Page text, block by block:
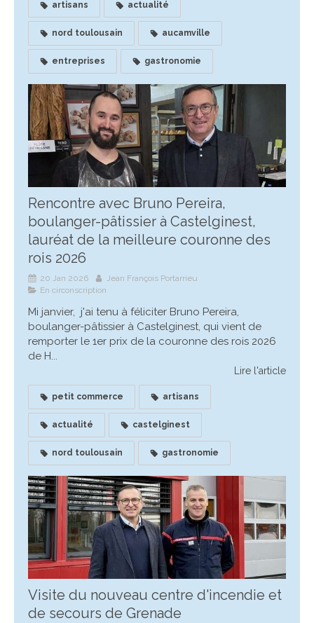
artisans actualité
nord toulousain aucamville
entreprises gastronomie
Rencontre avec Bruno Pereira,
boulanger-pâtissier à Castelginest,
lauréat de la meilleure couronne des
rois 2026
20 Jan 2026
Jean François Portarrieu
En circonscription
Mi janvier, j'ai tenu à féliciter Bruno Pereira,
boulanger-pâtissier à Castelginest, qui vient de
remporter le 1er prix de la couronne des rois 2026
de H...
Lire l'article
petit commerce artisans
actualité castelginest
nord toulousain gastronomie
Visite du nouveau centre d'incendie et
de secours de Grenade